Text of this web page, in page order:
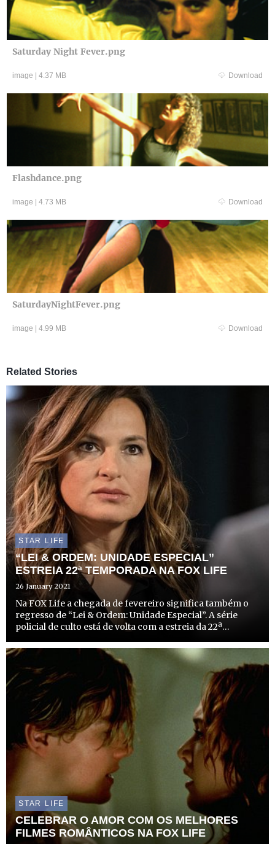
Saturday Night Fever.png
image 4.37 MB Download
Flashdance.png
image 4.73 MB Download
SaturdayNightFever.png
image 4.99 MB Download
Related Stories
STAR LIFE
“LEI & ORDEM: UNIDADE ESPECIAL”
ESTREIA 22ª TEMPORADA NA FOX LIFE
26 January 2021
Na FOX Life a chegada de fevereiro significa também o
regresso de “Lei & Ordem: Unidade Especial”. A série
policial de culto está de volta com a estreia da 22ª
temporada a equipa de detetives de elite da Políci...
STAR LIFE
CELEBRAR O AMOR COM OS MELHORES
FILMES ROMÂNTICOS NA FOX LIFE